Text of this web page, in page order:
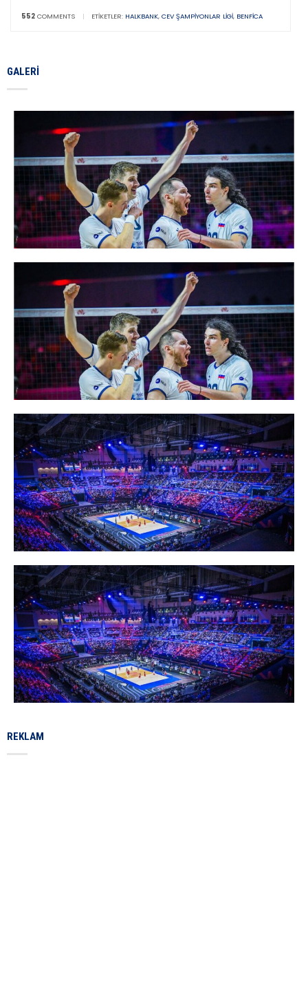
552 COMMENTS | ETIKETLER: HALKBANK, CEV ŞAMPIYONLAR LIGI, BENFICA
GALERI
REKLAM